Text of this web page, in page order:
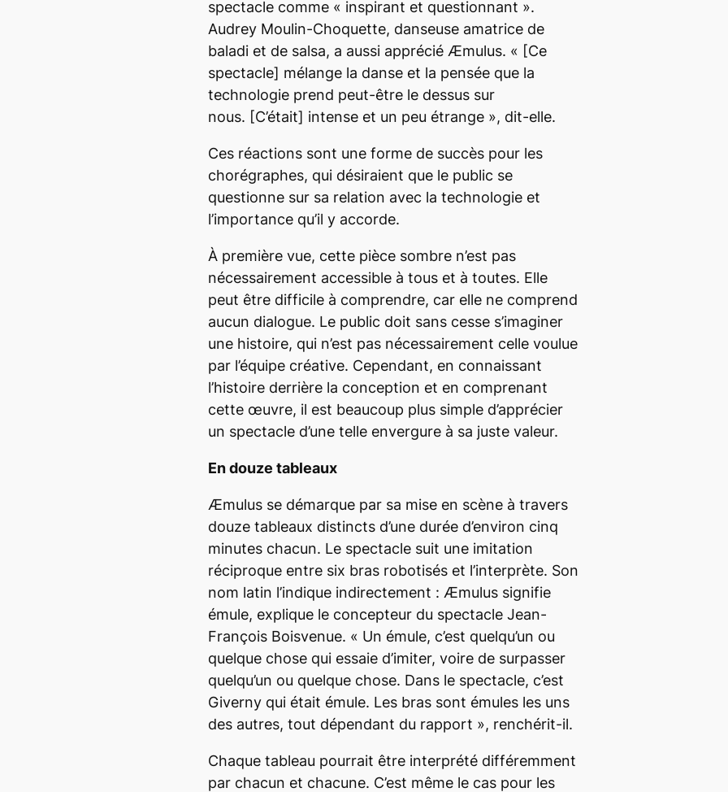
spectacle comme « inspirant et questionnant ».
Audrey Moulin-Choquette, danseuse amatrice de
baladi et de salsa, a aussi apprécié Æmulus. « [Ce
spectacle] mélange la danse et la pensée que la
technologie prend peut-être le dessus sur
nous. [C’était] intense et un peu étrange », dit-elle.
Ces réactions sont une forme de succès pour les
chorégraphes, qui désiraient que le public se
questionne sur sa relation avec la technologie et
l’importance qu’il y accorde.
À première vue, cette pièce sombre n’est pas
nécessairement accessible à tous et à toutes. Elle
peut être difficile à comprendre, car elle ne comprend
aucun dialogue. Le public doit sans cesse s’imaginer
une histoire, qui n’est pas nécessairement celle voulue
par l’équipe créative. Cependant, en connaissant
l’histoire derrière la conception et en comprenant
cette œuvre, il est beaucoup plus simple d’apprécier
un spectacle d’une telle envergure à sa juste valeur.
En douze tableaux
Æmulus se démarque par sa mise en scène à travers
douze tableaux distincts d’une durée d’environ cinq
minutes chacun. Le spectacle suit une imitation
réciproque entre six bras robotisés et l’interprète. Son
nom latin l’indique indirectement : Æmulus signifie
émule, explique le concepteur du spectacle Jean-
François Boisvenue. « Un émule, c’est quelqu’un ou
quelque chose qui essaie d’imiter, voire de surpasser
quelqu’un ou quelque chose. Dans le spectacle, c’est
Giverny qui était émule. Les bras sont émules les uns
des autres, tout dépendant du rapport », renchérit-il.
Chaque tableau pourrait être interprété différemment
par chacun et chacune. C’est même le cas pour les